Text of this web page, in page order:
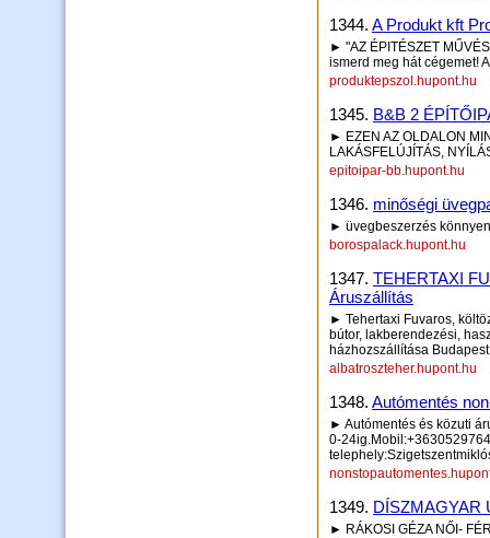
1344. A Produkt kft
► "AZ ÉPITÉSZET
ismerd meg hát cégemet!
produktepszol.hupont.hu
1345. B&B 2
► EZEN AZ OLDALON
LAKÁSFELÚJÍTÁS,
epitoipar-bb.hupont.hu
1346. minőségi
► üvegbeszerzés
borospalack.hupont.hu
1347. TEHERTAXI
Áruszállítás
► Tehertaxi Fuvaros,
bútor, lakberendezési,
házhozszállítása
albatroszteher.hupont.hu
1348. Autómentés
► Autómentés és közuti
0-
1349. DÍSZMAGYAR
► RÁKOSI GÉZA NŐI-